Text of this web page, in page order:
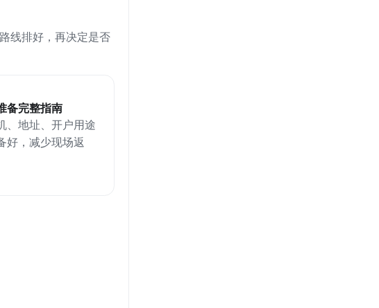
线排好，再决定是否
备完整指南
、地址、开户用途
好，减少现场返